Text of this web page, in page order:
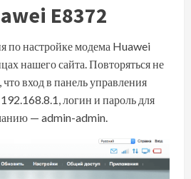
E8372
понастройке модема Huawei
нашего сайта. Повторяться не
вход в панель управления
логин и пароль для
— admin-admin.